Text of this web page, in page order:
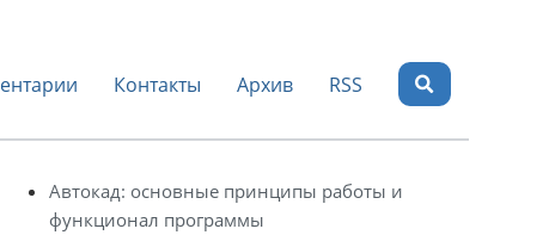
Контакты Архив RSS
Автокад: основные принципы работы и
функционал программы